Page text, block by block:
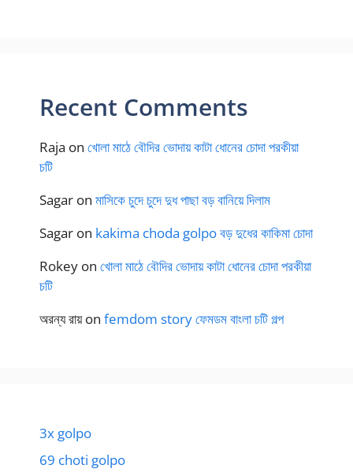
Recent Comments
Raja on খোলা মাঠে বৌদির ভোদায় কাটা ধোনের চোদা পরকীয়া
চটি
Sagar on মাসিকে চুদে চুদে দুধ পাছা বড় বানিয়ে দিলাম
Sagar on kakima choda golpo বড় দুধের কাকিমা চোদা
Rokey on খোলা মাঠে বৌদির ভোদায় কাটা ধোনের চোদা পরকীয়া
চটি
অরন্য রায়on femdom story ফেমডম বাংলা চটি গল্প
3x golpo
69 choti golpo